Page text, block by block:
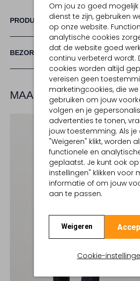
Om jou zo goed mogelijk
dienst te zijn, gebruiken
op onze website.
analytische cookies
dat de website goed
continu verbeterd wordt.
cookies worden altijd
vereisen geen
marketingcookies, die we
gebruiken om jouw
volgen en je
advertenties te tonen,
jouw toestemming. Als je
"Weigeren" klikt, worden
functionele en
geplaatst. Je kunt ook
instellingen" klikken voor
informatie of om jouw
aan te passen.
Weigeren
Cookie-
PRODUCT INFORMATIE
BEZORGEN & RETOURNEREN
MAAK JE LOOK